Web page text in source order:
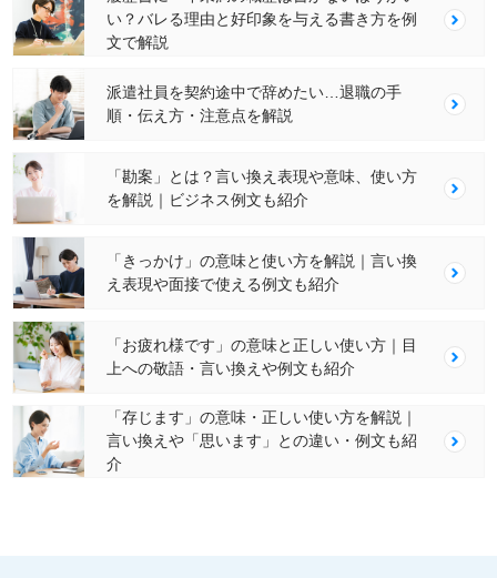
い？バレる理由と好印象を与える書き方を例
文で解説
派遣社員を契約途中で辞めたい…退職の手
順・伝え方・注意点を解説
「勘案」とは？言い換え表現や意味、使い方
を解説｜ビジネス例文も紹介
「きっかけ」の意味と使い方を解説｜言い換
え表現や面接で使える例文も紹介
「お疲れ様です」の意味と正しい使い方｜目
上への敬語・言い換えや例文も紹介
「存じます」の意味・正しい使い方を解説｜
言い換えや「思います」との違い・例文も紹
介